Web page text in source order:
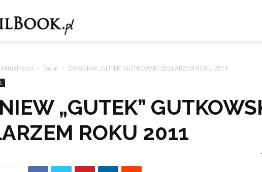
Aktualności Świat ZBIGNIEW „GUTEK” GUTKOWSKI ŻEGLARZEM ROKU 2011
„GUTEK”
ROKU 2011